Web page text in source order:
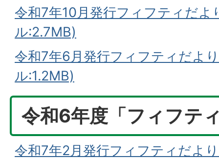
令和7年10月発行フィフティだよ
ル:2.7MB)
令和7年6月発行フィフティだよ
ル:1.2MB)
令和6年度「フィフテ
令和7年2月発行フィフティだよ